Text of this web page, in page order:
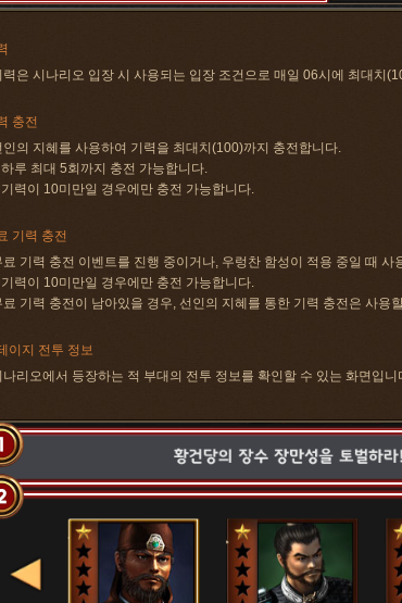
력은 시나리오 입장 시 사용되는 입장 조건으로 매일 06시에 최대치
충전
인의 지혜를 사용하여 기력을 최대치(100)까지 충전합니다.
루 최대 5회까지 충전 가능합니다.
력이 10미만일 경우에만 충전 가능합니다.
기력 충전
료 기력 충전 이벤트를 진행 중이거나, 우렁찬 함성이 적용 중일 때 사
력이 10미만일 경우에만 충전 가능합니다.
료 기력 충전이 남아있을 경우, 선인의 지혜를 통한 기력 충전은 사용
이지 전투 정보
나리오에서 등장하는 적 부대의 전투 정보를 확인할 수 있는 화면입니